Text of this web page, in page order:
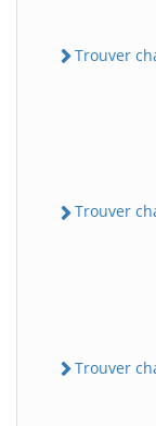
Trouver
Trouver
Trouver